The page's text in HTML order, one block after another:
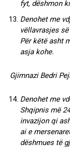
fyt, dëshmon
Denohet me
vëllavrasjes
Për këtë asht
asja kohe.
Gjimnazi Bedri
Denohet me
Shqipnis më
invazijon qi
ai e
dëshmues të